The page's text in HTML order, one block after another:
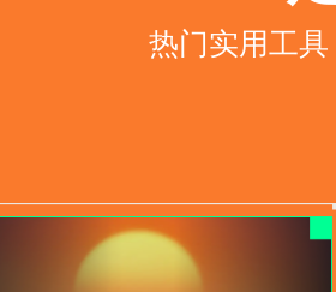
热门实用工